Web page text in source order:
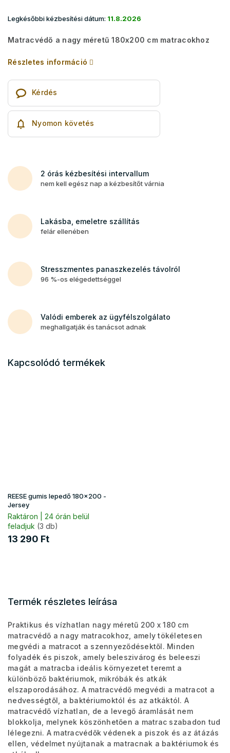
Legkésőbbi kézbesítési dátum: 11.8.2026
Matracvédő a nagy méretű 180x200 cm matracokhoz
Részletes információ
Kérdés
Nyomon követés
2 órás kézbesítési intervallum
nem kell egész nap a kézbesítőt várnia
Lakásba, emeletre szállítás
felár ellenében
Stresszmentes panaszkezelés távolról
96 %-os elégedettséggel
Valódi emberek az ügyfélszolgálato
meghallgatják és tanácsot adnak
Kapcsolódó termékek
REESE gumis lepedő 180x200 -
Jersey
Raktáron | 24 órán belül
feladjuk (3 db)
13 290 Ft
Termék részletes leírása
Praktikus és vízhatlan nagy méretű 200 x 180 cm
matracvédő a nagy matracokhoz, amely tökéletesen
megvédi a matracot a szennyeződésektől. Minden
folyadék és piszok, amely beleszivárog és beleeszi
magát a matracba ideális környezetet teremt a
különböző baktériumok, mikróbák és atkák
elszaporodásához. A matracvédő megvédi a matracot a
nedvességtől, a baktériumoktól és az atkáktól. A
matracvédő vízhatlan, de a levegő áramlását nem
blokkolja, melynek köszönhetően a matrac szabadon tud
lélegezni. A matracvédők védenek a piszok és az átázás
ellen, védelmet nyújtanak a matracnak a baktériumok és